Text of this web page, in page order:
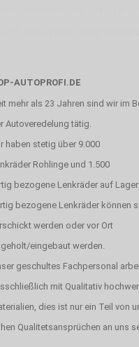
Emotionen teilt, bist Du
in erste Linie mit unserer
AUTOPROFI.DE
mehr als 23 Jahren sind wir im
Autoveredelung tätig.
haben stetig über 9.000
Rohlinge und 1.500
bezogene Lenkräder auf Lager.
bezogene Lenkräder können
werden oder vor Ort
eingebaut werden.
geschultes Fachpersonal
mit Qualitativ
dies ist nur ein Teil von
Qualitetsansprüchen an uns